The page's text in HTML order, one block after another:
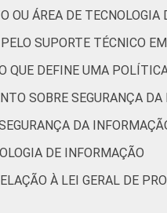
– TIC Saúde 2022.
OU ÁREA DE TECNOLOGIA
SUPORTE TÉCNICO
DEFINE UMA
SOBRE SEGURANÇA
DA
DE INFORMAÇÃO
À LEI GERAL DE